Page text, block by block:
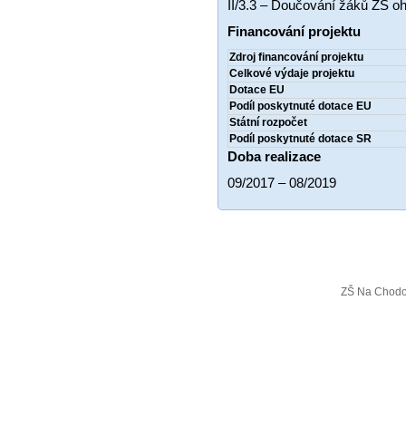
II/3.3 – Doučování žáků ZŠ
Financování projektu
Zdroj financování projektu
Celkové výdaje projektu
Dotace EU
Podíl poskytnuté dotace EU
Státní rozpočet
Podíl poskytnuté dotace SR
Doba realizace
09/2017 – 08/2019
ZŠ Na